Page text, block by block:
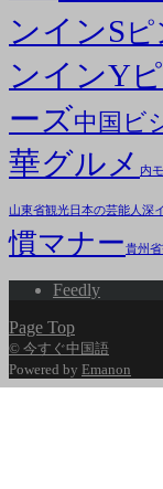
ンインS
ンインY
ーズ中国ビ
華グルメ
内
山東省観光日本の芸能人 深
慣マナー貴州
Feedly
Page Top
© 今すぐ中国語
Powered by Emanon